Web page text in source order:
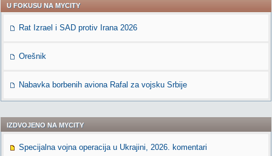
U FOKUSU NA MYCITY
Rat Izrael i SAD protiv Irana 2026
Orešnik
Nabavka borbenih aviona Rafal za vojsku Srbije
IZDVOJENO NA MYCITY
Specijalna vojna operacija u Ukrajini, 2026. komentari